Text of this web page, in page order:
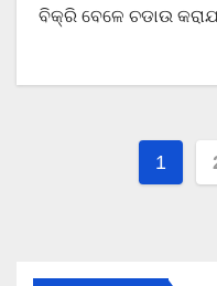
ବିକ୍ରି ବେଳେ ଚଡାଉ
1